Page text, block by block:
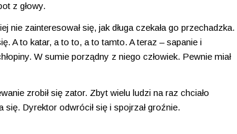
z głowy.
nie zainteresował się, jak długa czekała go przechadzka.
A to katar, a to to, a to tamto. A teraz – sapanie i
W sumie porządny z niego człowiek. Pewnie miał
zrobił się zator. Zbyt wielu ludzi na raz chciało
Dyrektor odwrócił się i spojrzał groźnie.